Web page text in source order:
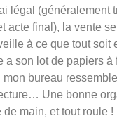
légal (généralement
acte final), la vente
à ce que tout soit
a son lot de papiers à
bureau
Une bonne
main, et tout roule !